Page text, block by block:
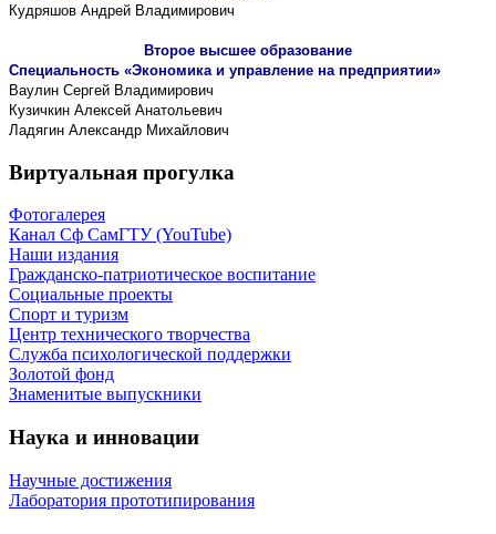
Кудряшов Андрей Владимирович
Второе высшее образование
Специальность «Экономика и управление на предприятии»
Ваулин Сергей Владимирович
Кузичкин Алексей Анатольевич
Ладягин Александр Михайлович
Виртуальная прогулка
Фотогалерея
Канал Сф СамГТУ (YouTube)
Наши издания
Гражданско-патриотическое воспитание
Социальные проекты
Спорт и туризм
Центр технического творчества
Служба психологической поддержки
Золотой фонд
Знаменитые выпускники
Наука и инновации
Научные достижения
Лаборатория прототипирования